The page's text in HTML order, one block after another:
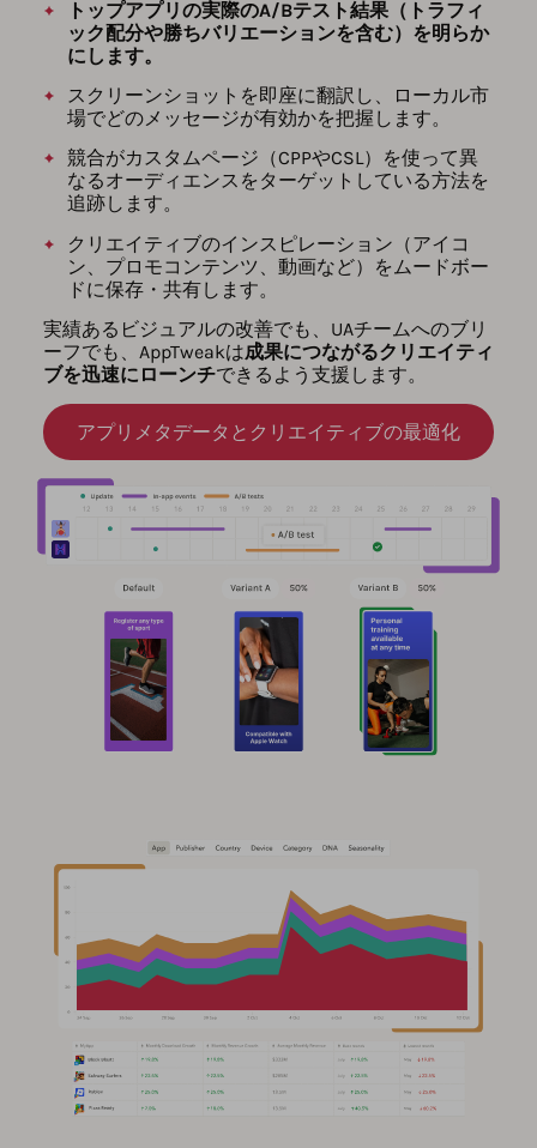
トップアプリの実際のA/Bテスト結果（トラフィ
ック配分や勝ちバリエーションを含む）を明らか
にします。
スクリーンショットを即座に翻訳し、ローカル市
場でどのメッセージが有効かを把握します。
競合がカスタムページ（CPPやCSL）を使って異
なるオーディエンスをターゲットしている方法を
追跡します。
クリエイティブのインスピレーション（アイコ
ン、プロモコンテンツ、動画など）をムードボー
ドに保存・共有します。
実績あるビジュアルの改善でも、UAチームへのブリ
ーフでも、AppTweakは成果につながるクリエイティ
ブを迅速にローンチできるよう支援します。
アプリメタデータとクリエイティブの最適化